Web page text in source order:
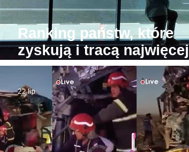
Ranking państw, które
zyskują i tracą najwięcej
turystów. Na przeciwnych
biegunach Egipt i
22 lip